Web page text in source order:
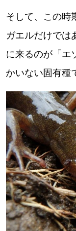
ゆるむ
SitakkeTV
all
札幌
道北
道南
道東
そして、この時
ガエルだけでは
に来るのが「エ
かいない固有種